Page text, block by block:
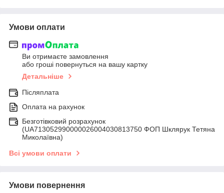
Умови оплати
Ви отримаєте замовлення
або гроші повернуться на вашу картку
Детальніше
Післяплата
Оплата на рахунок
Безготівковий розрахунок
(UA713052990000026004030813750 ФОП Шклярук Тетяна
Миколаївна)
Всі умови оплати
Умови повернення